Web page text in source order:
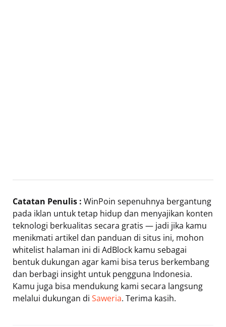
Catatan Penulis : WinPoin sepenuhnya bergantung
pada iklan untuk tetap hidup dan menyajikan konten
teknologi berkualitas secara gratis — jadi jika kamu
menikmati artikel dan panduan di situs ini, mohon
whitelist halaman ini di AdBlock kamu sebagai
bentuk dukungan agar kami bisa terus berkembang
dan berbagi insight untuk pengguna Indonesia.
Kamu juga bisa mendukung kami secara langsung
melalui dukungan di Saweria. Terima kasih.